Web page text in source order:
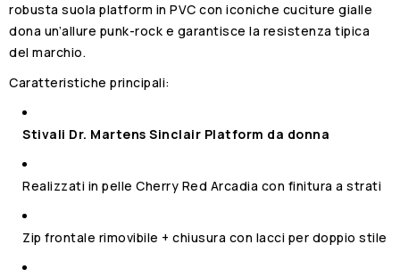
robusta suola platform in PVC con iconiche cuciture gialle
dona un’allure punk-rock e garantisce la resistenza tipica
del marchio.
Caratteristiche principali:
Stivali Dr. Martens Sinclair Platform da donna
Realizzati in pelle Cherry Red Arcadia con finitura a strati
Zip frontale rimovibile + chiusura con lacci per doppio stile